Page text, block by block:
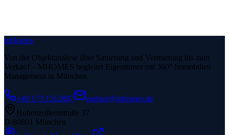
mHomes
Von der Objektanalyse über Sanierung und Vermietung bis zum
Verkauf – MHOMES begleitet Eigentümer mit 360° Immobilien
Management in München.
+49 173 1512897
partner@mhomes.de
Hohenzollernstraße 37
D-80801 München